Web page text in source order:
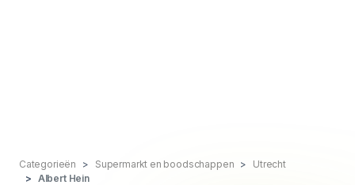
Categorieën Supermarkt en boodschappen
Utrecht
Albert Hein